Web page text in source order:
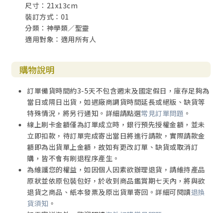
尺寸：21x13cm
裝訂方式：01
分類：神學類／聖靈
適用對象：適用所有人
購物說明
訂單備貨時間約3-5天不包含週末及國定假日，庫存足夠為
當日或隔日出貨，如遇廠商調貨時間延長或絕版、缺貨等
特殊情況，將另行通知。詳細請點選常見訂單問題 。
線上刷卡金額僅為訂單成立時，銀行預先授權金額，並未
立即扣款，待訂單完成寄出當日將進行請款，實際請款金
額即為出貨單上金額，故如有更改訂單、缺貨或取消訂
購，皆不會有刷退程序產生。
為維護您的權益，如因個人因素欲辦理退貨，請維持產品
原狀並依原包裝包好，於收到商品鑑賞期七天內，將與欲
退貨之商品、紙本發票及原出貨單寄回。詳細可閱讀退換
貨須知 。